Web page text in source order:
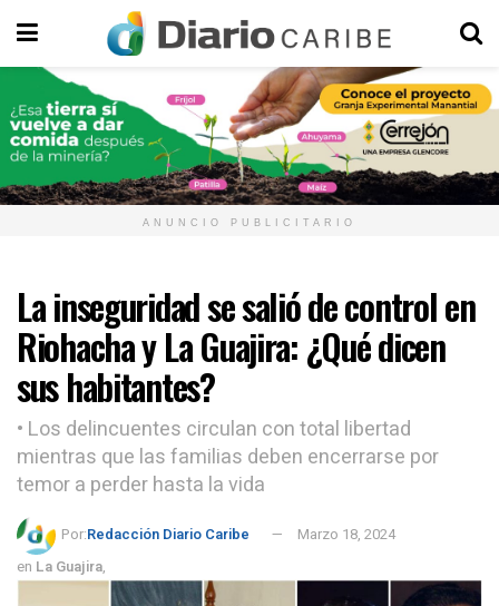
ANUNCIO PUBLICITARIO
La inseguridad se salió de control en
Riohacha y La Guajira: ¿Qué dicen
sus habitantes?
• Los delincuentes circulan con total libertad
mientras que las familias deben encerrarse por
temor a perder hasta la vida
Por:Redacción Diario Caribe
Marzo 18, 2024
en La Guajira,